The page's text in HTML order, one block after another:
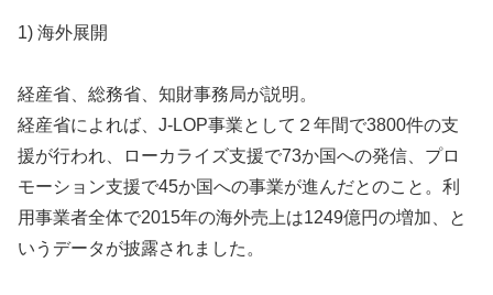
1) 海外展開
経産省、総務省、知財事務局が説明。
経産省によれば、J-LOP事業として２年間で3800件の支
援が行われ、ローカライズ支援で73か国への発信、プロ
モーション支援で45か国への事業が進んだとのこと。利
用事業者全体で2015年の海外売上は1249億円の増加、と
いうデータが披露されました。